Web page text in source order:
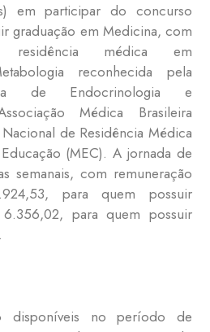
em participar do concurso
graduação em Medicina, com
residência médica em
reconhecida pela
de Endocrinologia e
Médica Brasileira
de Residência Médica
(MEC). A jornada de
semanais, com remuneração
para quem possuir
para quem possuir
disponíveis no período de